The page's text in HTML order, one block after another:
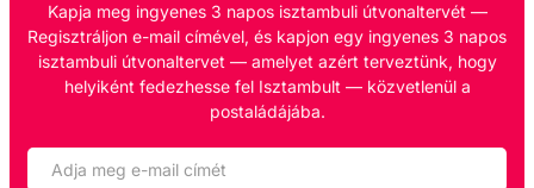
Kapja meg ingyenes 3 napos isztambuli útvonaltervét —
Regisztráljon e-mail címével, és kapjon egy ingyenes 3 napos
isztambuli útvonaltervet — amelyet azért terveztünk, hogy
helyiként fedezhesse fel Isztambult — közvetlenül a
postaládájába.